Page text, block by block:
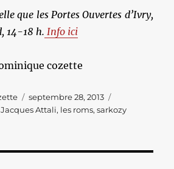
que les Portes Ouvertes d’Ivry,
14-18 h. Info ici
cozette
Publié
le
septembre 28, 2013
Étiquettes
Jacques Attali, les roms,sarkozy